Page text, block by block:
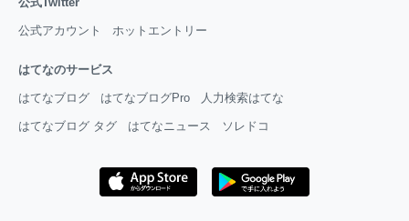
公式アカウント ホットエントリー
はてなのサービス
はてなブログ はてなブログPro 人力検索はてな
はてなブログ タグ はてなニュース ソレドコ